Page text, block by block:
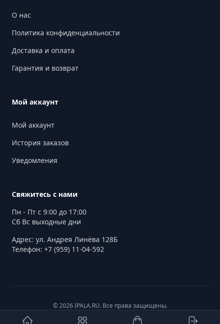
О нас
Политика конфиденциальности
Доставка и оплата
Гарантия и возврат
Мой аккаунт
Мой аккаунт
История заказов
Уведомления
Свяжитесь с нами
Пн - Пт с 9:00 до 17:00
Сб Вс выходные дни
Адрес: ул. Андрея Линёва 128Б
Телефон: +7 (959) 11-04-592
© 2026 IPALA.RU. Все права защищены.